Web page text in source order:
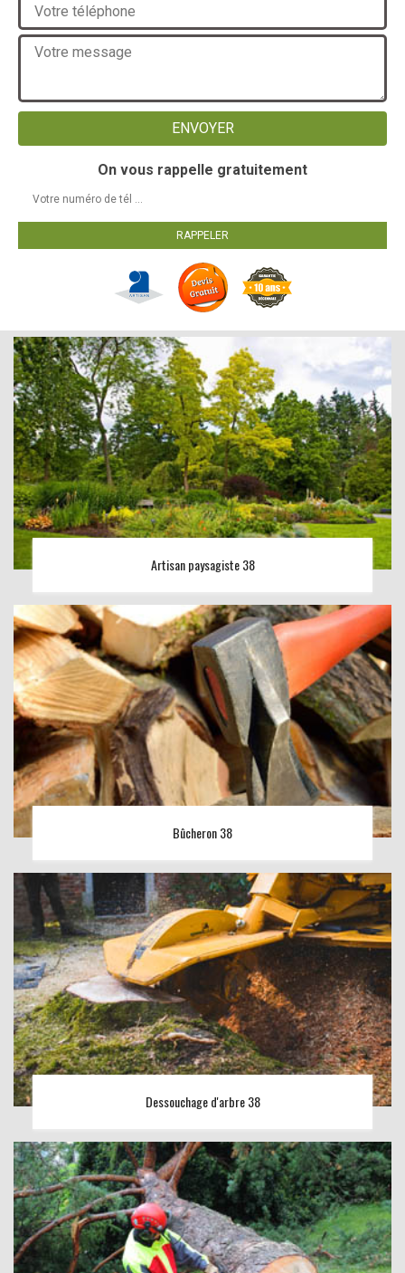
On vous rappelle gratuitement
Artisan paysagiste 38
Bûcheron 38
Dessouchage d'arbre 38